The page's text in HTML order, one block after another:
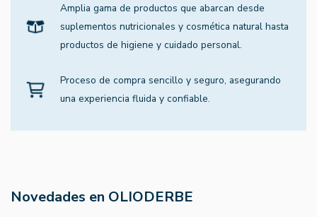
Amplia gama de productos que abarcan desde
suplementos nutricionales y cosmética natural hasta
productos de higiene y cuidado personal.
Proceso de compra sencillo y seguro, asegurando
una experiencia fluida y confiable.
Novedades en OLIODERBE